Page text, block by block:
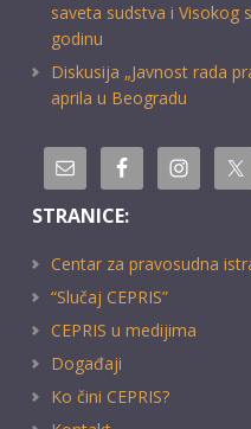
saveta sudstva i Visokog
godinu
Diskusija „Javnost rada
aprila u Beogradu
STRANICE:
Centar za pravosudna
“Slučaj CEPRIS”
CEPRIS u medijima
Događaji
Ko čini CEPRIS?